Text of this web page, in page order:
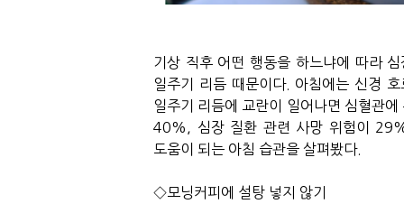
기상 직후 어떤 행동을 하느냐에 따라 심
일주기
리듬 때문이다. 아침에는 신경
호
일주기
리듬에 교란이 일어나면 심혈관에
40%, 심장 질환 관련 사망 위험이
도움이
되는 아침 습관을 살펴봤다.
◇모닝커피에 설탕 넣지
않기